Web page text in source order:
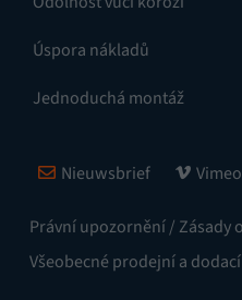
Úspora nákladů
Jednoduchá montáž
Právní upozornění / Zásady
Všeobecné prodejní a
Nieuwsbrief Vimeo